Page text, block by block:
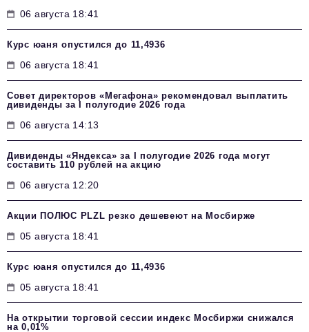
06 августа 18:41
Курс юаня опустился до 11,4936
06 августа 18:41
Совет директоров «Мегафона» рекомендовал выплатить
дивиденды за I полугодие 2026 года
06 августа 14:13
Дивиденды «Яндекса» за I полугодие 2026 года могут
составить 110 рублей на акцию
06 августа 12:20
Акции ПОЛЮС PLZL резко дешевеют на Мосбирже
05 августа 18:41
Курс юаня опустился до 11,4936
05 августа 18:41
На открытии торговой сессии индекс Мосбиржи снижался
на 0,01%